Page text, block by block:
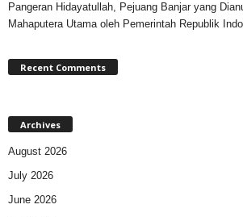
Pangeran Hidayatullah, Pejuang Banjar yang
Mahaputera Utama oleh Pemerintah Republik
Recent Comments
Archives
August 2026
July 2026
June 2026